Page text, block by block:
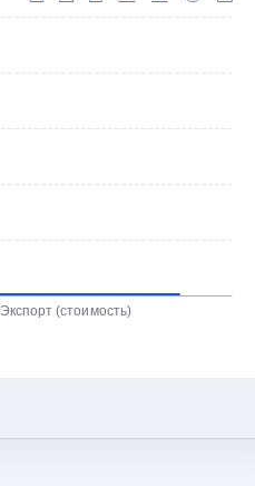
Экспорт (стоимость)